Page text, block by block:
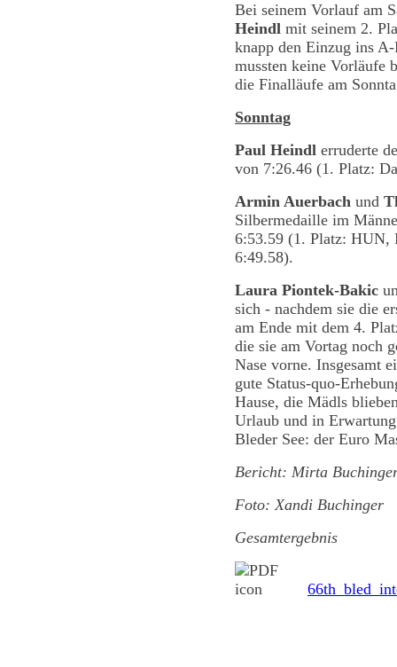
Bei seinem Vorlauf am
Heindl mit seinem 2.
knapp den Einzug ins
mussten keine Vorläufe
die Finalläufe am
Sonntag
Paul Heindl erruderte
von 7:26.46 (1. Platz:
Armin Auerbach und T
Silbermedaille im
6:53.59 (1. Platz: HUN,
6:49.58).
Laura Piontek-Bakic
sich - nachdem sie die
am Ende mit dem 4.
die sie am Vortag noch
Nase vorne. Insgesamt
gute Status-quo-
Hause, die Mädls
Urlaub und in Erwartung
Bleder See: der Euro
Bericht: Mirta
Foto: Xandi Buchinger
Gesamtergebnis